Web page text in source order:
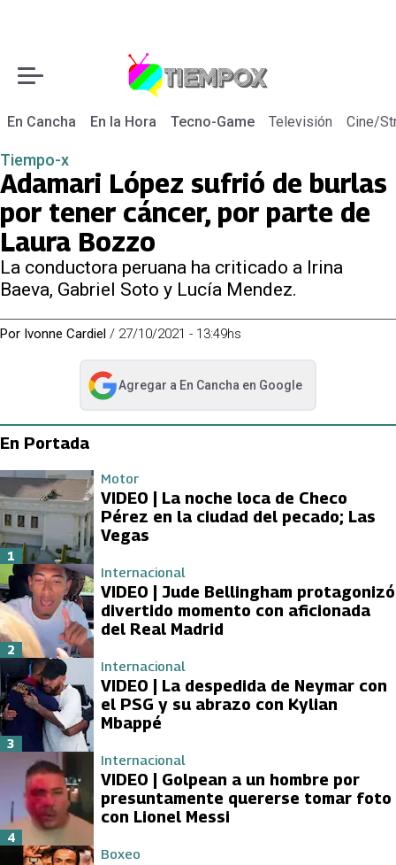
En Cancha En la Hora Tecno-Game Televisión Cine/
Tiempo-x
Adamari López sufrió de burlas
por tener cáncer, por parte de
Laura Bozzo
La conductora peruana ha criticado a Irina
Baeva, Gabriel Soto y Lucía Mendez.
Por Ivonne Cardiel / 27/10/2021 - 13:49hs
Agregar a En Cancha en Google
abre en nueva pestaña
En Portada
Motor
VIDEO | La noche loca de Checo
Pérez en la ciudad del pecado; Las
Vegas
1
Internacional
VIDEO | Jude Bellingham protagonizó
divertido momento con aficionada
del Real Madrid
2
Internacional
VIDEO | La despedida de Neymar con
el PSG y su abrazo con Kylian
Mbappé
3
Internacional
VIDEO | Golpean a un hombre por
presuntamente quererse tomar foto
con Lionel Messi
4
Boxeo